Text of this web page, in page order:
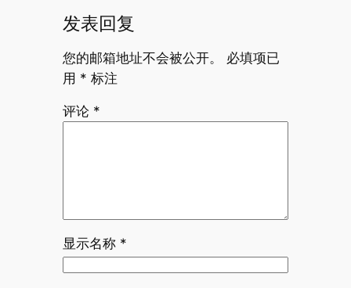
发表回复
您的邮箱地址不会被公开。
必填项已
用 * 标注
评论 *
显示名称 *